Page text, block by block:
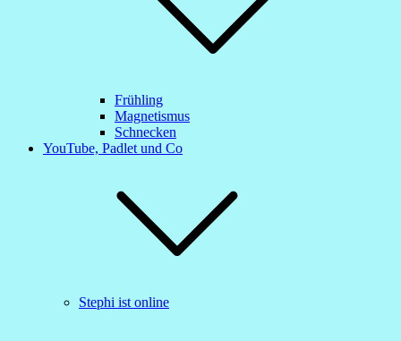
Frühling
Magnetismus
Schnecken
YouTube, Padlet und Co
Stephi ist online